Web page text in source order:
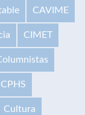
CAVIME
CIMET
CPHS
Cultura